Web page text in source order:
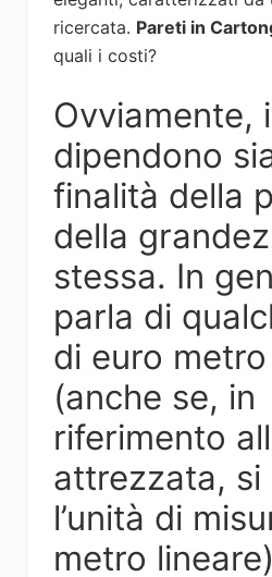
ricercata. Pareti in
quali i costi?
Ovviamente,
dipendono
finalità della
della
stessa. In
parla di
di euro
(anche se, in
riferimento
attrezzata, si
l’unità di
metro